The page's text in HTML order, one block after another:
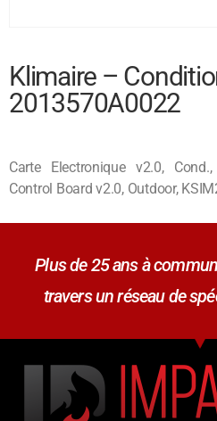
Klimaire –
2013570A0022
Carte Electronique v2.0,
Control Board v2.0, Outdoor,
Plus de 25 ans à
travers un réseau de